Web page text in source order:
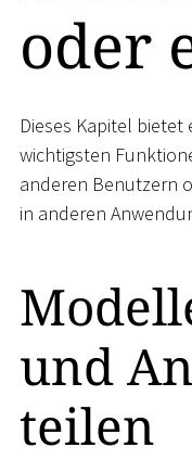
oder
Dieses Kapitel
wichtigsten
anderen Benutzern
in anderen
und
teilen